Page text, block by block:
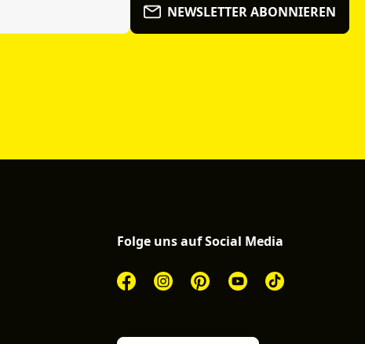
NEWSLETTER ABONNIEREN
Folge uns auf Social Media